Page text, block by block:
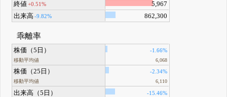
終値+0.51%
5,967
出来高 -9.82% 862,300
乖離率
株価（5日）
移動平均値
-1.66%
6,068
株価（25日）
移動平均値
-2.34%
6,110
出来高（5日） -15.46%